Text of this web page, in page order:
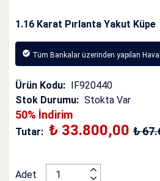
1.16 Karat Pırlanta Yakut Küpe
Tüm Bankalar üzerinden yapılan
Ürün Kodu: IF920440
Stok Durumu: Stokta Var
50% İndirim
Tutar: ₺ 33.800,00 ₺
Adet